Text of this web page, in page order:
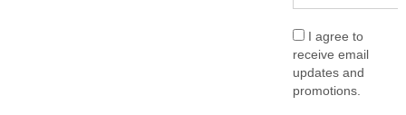
I agree to
receive email
updates and
promotions.